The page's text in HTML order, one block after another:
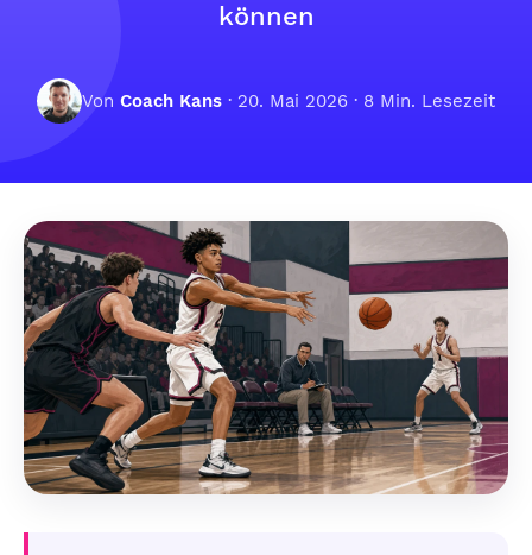
können
Von Coach Kans · 20. Mai 2026 · 8 Min. Lesezeit